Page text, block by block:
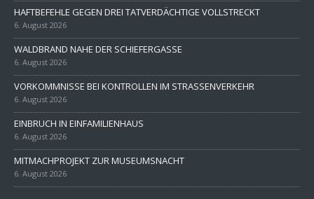
HAFTBEFEHLE GEGEN DREI TATVERDÄCHTIGE VOLLSTRECKT
6. August 2026
WALDBRAND NAHE DER SCHIEFERGASSE
6. August 2026
VORKOMMNISSE BEI KONTROLLEN IM STRASSENVERKEHR
6. August 2026
EINBRUCH IN EINFAMILIENHAUS
6. August 2026
MITMACHPROJEKT ZUR MUSEUMSNACHT
6. August 2026